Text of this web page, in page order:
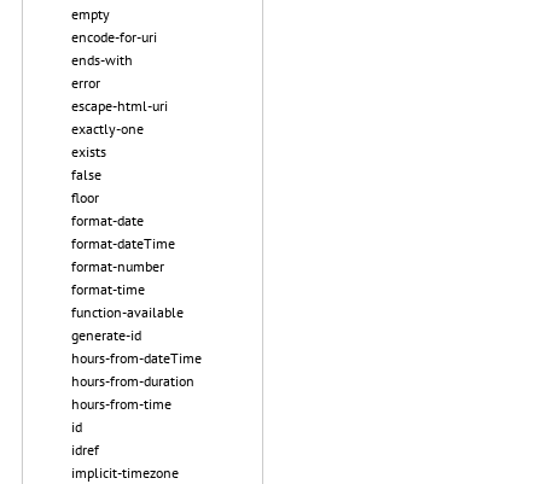
empty
encode-for-uri
ends-with
error
escape-html-uri
exactly-one
exists
false
floor
format-date
format-dateTime
format-number
format-time
function-available
generate-id
hours-from-dateTime
hours-from-duration
hours-from-time
id
idref
implicit-timezone